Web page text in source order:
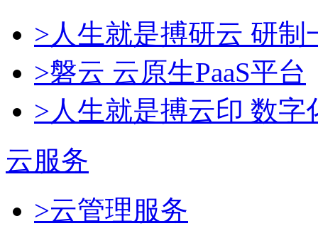
>人生就是搏研云 研
>磐云 云原生PaaS平台
>人生就是搏云印 数字
云服务
>云管理服务